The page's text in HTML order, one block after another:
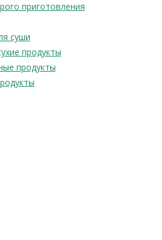
приготовления
суши
продукты
продукты